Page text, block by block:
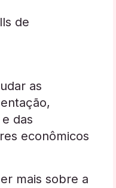
de
as
das
econômicos
mais sobre a